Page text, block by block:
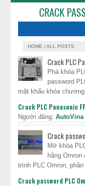
CRACK
HOME /ALL POSTS
Crack PLC
Phá khóa
password
mật khẩu khóa
Crack PLC Panasonic
Người đăng:AutoVina
Crack
Mở khóa
hãng
trình PLC Omron,
Crack password PLC